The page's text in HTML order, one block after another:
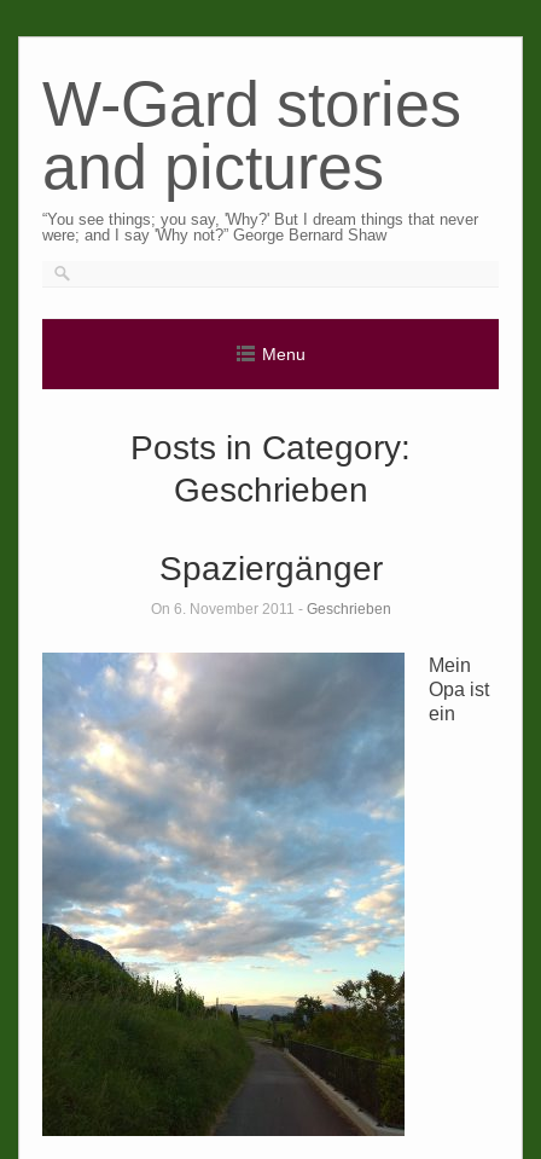
content
W-Gard stories
and pictures
“You see things; you say, 'Why?' But I dream things that never
were; and I say 'Why not?” George Bernard Shaw
Menu
Posts in Category:
Geschrieben
Spaziergänger
On 6. November 2011 - Geschrieben
Mein
Opa ist
ein